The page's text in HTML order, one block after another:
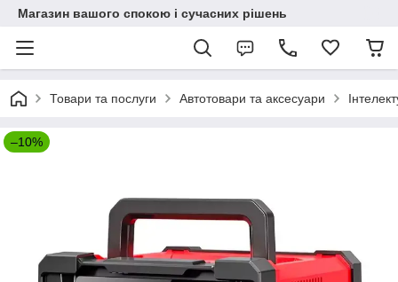
Магазин вашого спокою і сучасних рішень
Товари та послуги Автотовари та аксесуари
–10%